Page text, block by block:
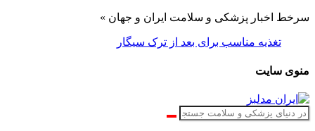
سرخط اخبار پزشکی و سلامت ایران و جهان »
تغذیه مناسب برای بعد از ترک سیگار
منوی سایت